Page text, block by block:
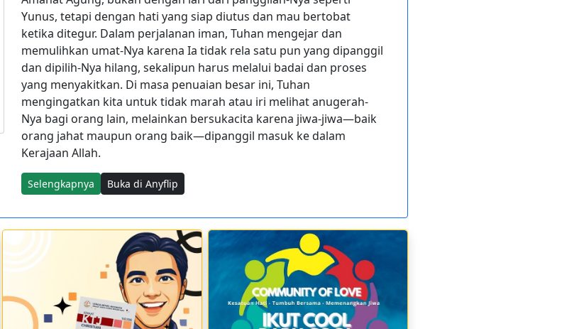
Yunus, tetapi dengan hati yang siap diutus dan mau bertobat
ketika ditegur. Dalam perjalanan iman, Tuhan mengejar dan
memulihkan umat-Nya karena Ia tidak rela satu pun yang dipanggil
dan dipilih-Nya hilang, sekalipun harus melalui badai dan proses
yang menyakitkan. Di masa penuaian besar ini, Tuhan
mengingatkan kita untuk tidak marah atau iri melihat anugerah-
Nya bagi orang lain, melainkan bersukacita karena jiwa-jiwa—baik
orang jahat maupun orang baik—dipanggil masuk ke dalam
Kerajaan Allah.
Selengkapnya Buka di Anyflip